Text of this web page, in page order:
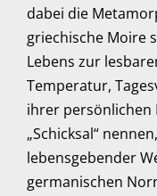
dabei die
griechische Moire
Lebens zur
Temperatur,
ihrer persönlichen
„Schicksal“
lebensgebender
germanischen